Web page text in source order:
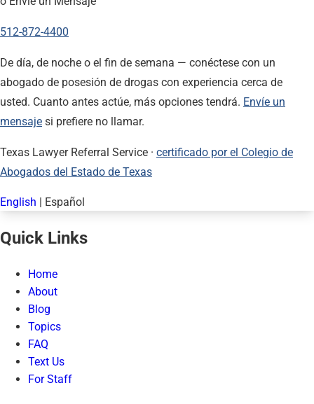
512-872-4400
De día, de noche o el fin de semana — conéctese con un
abogado de posesión de drogas con experiencia cerca de
usted. Cuanto antes actúe, más opciones tendrá. Envíe un
mensaje si prefiere no llamar.
Texas Lawyer Referral Service · certificado por el Colegio de
Abogados del Estado de Texas
English | Español
Quick Links
Home
About
Blog
Topics
FAQ
Text Us
For Staff